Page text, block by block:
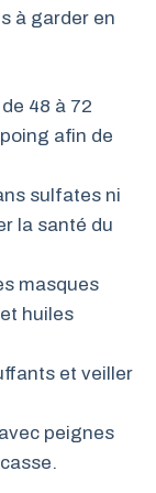
à garder en
48 à 72
afin de
sulfates ni
la santé du
masques
huiles
et veiller
peignes